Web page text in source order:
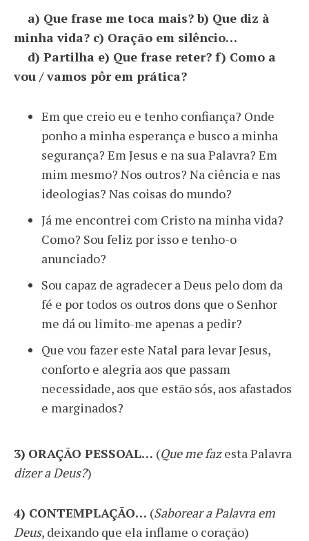
a) Que frase me toca mais? b) Que diz à
minha vida? c) Oração em silêncio…
d) Partilha e) Que frase reter? f) Como a
vou / vamos pôr em prática?
Em que creio eu e tenho confiança? Onde
ponho a minha esperança e busco a minha
segurança? Em Jesus e na sua Palavra? Em
mim mesmo? Nos outros? Na ciência e nas
ideologias? Nas coisas do mundo?
Já me encontrei com Cristo na minha vida?
Como? Sou feliz por isso e tenho-o
anunciado?
Sou capaz de agradecer a Deus pelo dom da
fé e por todos os outros dons que o Senhor
me dá ou limito-me apenas a pedir?
Que vou fazer este Natal para levar Jesus,
conforto e alegria aos que passam
necessidade, aos que estão sós, aos afastados
e marginados?
3) ORAÇÃO PESSOAL… (Que me fazesta Palavra
dizer a Deus?)
4) CONTEMPLAÇÃO… (Saborear a Palavra em
Deus, deixando que ela inflame o coração)